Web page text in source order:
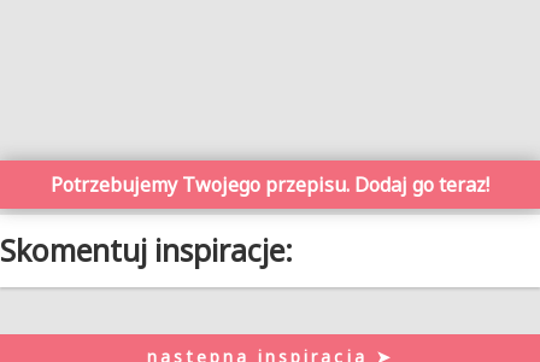
Potrzebujemy Twojego przepisu. Dodaj go teraz!
Skomentuj inspiracje:
następna inspiracja ➤